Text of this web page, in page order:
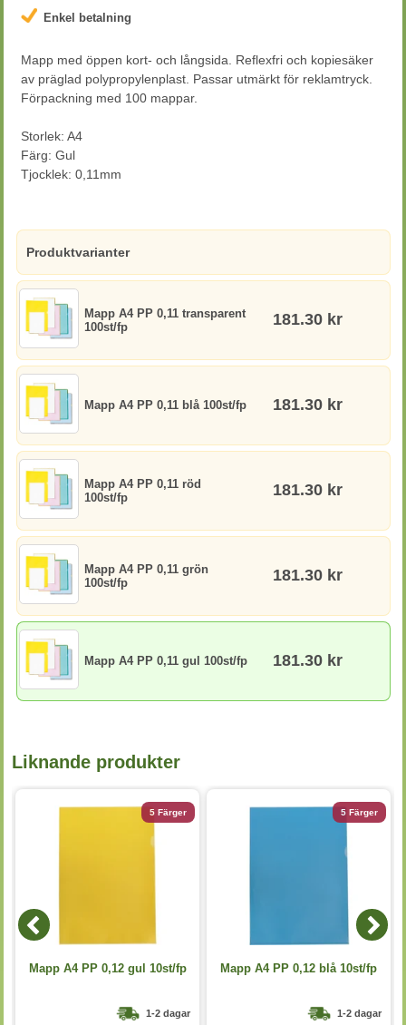
Enkel betalning
Mapp med öppen kort- och långsida. Reflexfri och kopiesäker
av präglad polypropylenplast. Passar utmärkt för reklamtryck.
Förpackning med 100 mappar.
Storlek: A4
Färg: Gul
Tjocklek: 0,11mm
Produktvarianter
Mapp A4 PP 0,11 transparent
100st/fp
181.30 kr
Mapp A4 PP 0,11 blå 100st/fp 181.30 kr
Mapp A4 PP 0,11 röd
100st/fp
181.30 kr
Mapp A4 PP 0,11 grön
100st/fp
181.30 kr
Mapp A4 PP 0,11 gul 100st/fp 181.30 kr
Liknande produkter
5 Färger
Mapp A4 PP 0,12 gul 10st/fp
1-2 dagar
5 Färger
Mapp A4 PP 0,12 blå 10st/fp
1-2 dagar